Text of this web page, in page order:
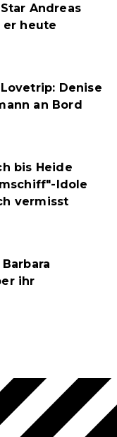
Andreas
er heute
Denise
an Bord
bis Heide
Idole
vermisst
ihr